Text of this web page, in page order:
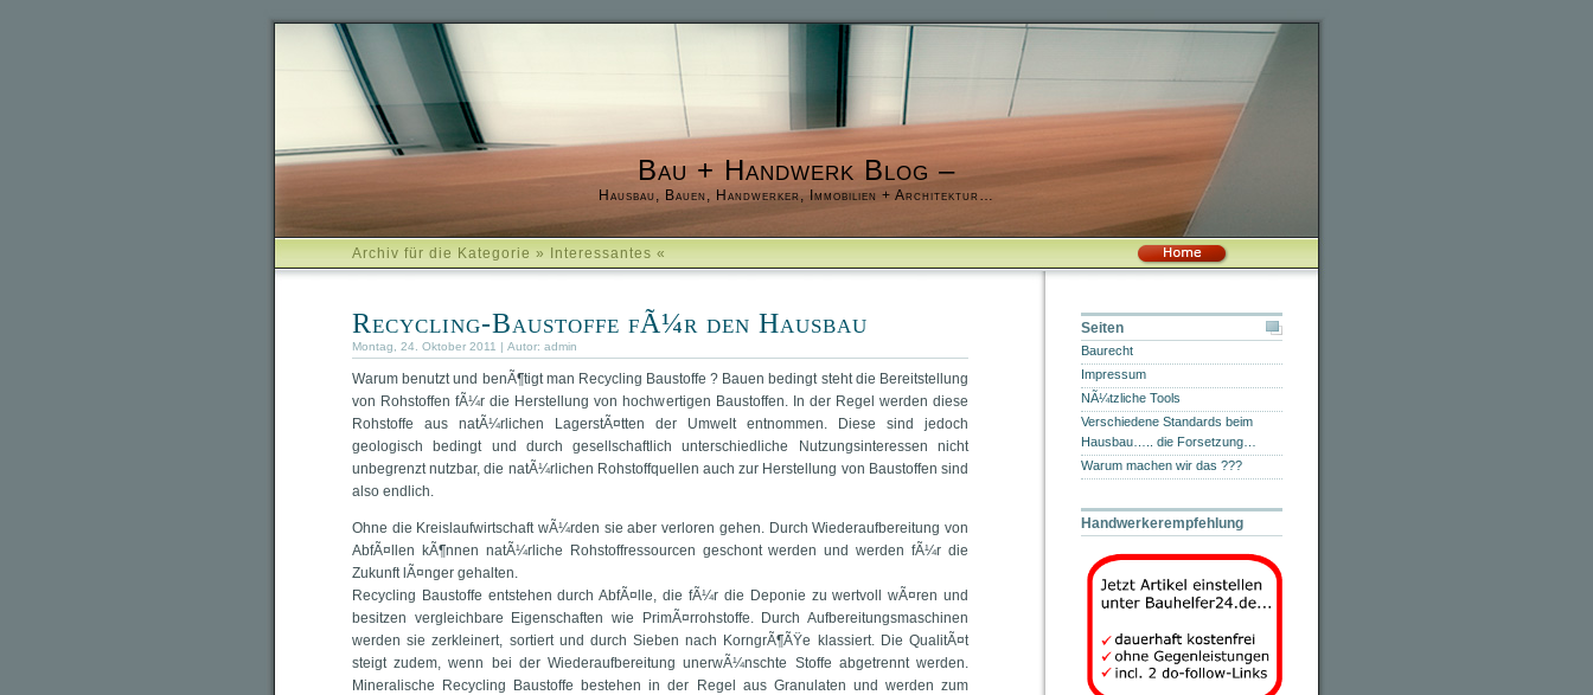
Bau + Handwerk Blog –
Hausbau, Bauen, Handwerker, Immobilien + Architektur…
Archiv für die Kategorie » Interessantes «
Recycling-Baustoffe fÃ¼r den Hausbau
Montag, 24. Oktober 2011 | Autor: admin
Warum benutzt und benÃ¶tigt man Recycling Baustoffe ? Bauen bedingt steht die Bereitstellung
von Rohstoffen fÃ¼r die Herstellung von hochwertigen Baustoffen. In der Regel werden diese
Rohstoffe aus natÃ¼rlichen LagerstÃ¤tten der Umwelt entnommen. Diese sind jedoch
geologisch bedingt und durch gesellschaftlich unterschiedliche Nutzungsinteressen nicht
unbegrenzt nutzbar, die natÃ¼rlichen Rohstoffquellen auch zur Herstellung von Baustoffen sind
also endlich.
Ohne die Kreislaufwirtschaft wÃ¼rden sie aber verloren gehen. Durch Wiederaufbereitung von
AbfÃ¤llen kÃ¶nnen natÃ¼rliche Rohstoffressourcen geschont werden und werden fÃ¼r die
Zukunft lÃ¤nger gehalten.
Recycling Baustoffe entstehen durch AbfÃ¤lle, die fÃ¼r die Deponie zu wertvoll wÃ¤ren und
besitzen vergleichbare Eigenschaften wie PrimÃ¤rrohstoffe. Durch Aufbereitungsmaschinen
werden sie zerkleinert, sortiert und durch Sieben nach KorngrÃ¶ÃŸe klassiert. Die QualitÃ¤t
steigt zudem, wenn bei der Wiederaufbereitung unerwÃ¼nschte Stoffe abgetrennt werden.
Mineralische Recycling Baustoffe bestehen in der Regel aus Granulaten und werden zum
Seiten
Baurecht
Impressum
NÃ¼tzliche Tools
Verschiedene Standards beim
Hausbau….. die Forsetzung…
Warum machen wir das ???
Handwerkerempfehlung